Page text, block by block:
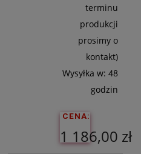
terminu
produkcji
prosimy o
kontakt)
Wysyłka w: 48
godzin
CENA:
1 186,00 zł